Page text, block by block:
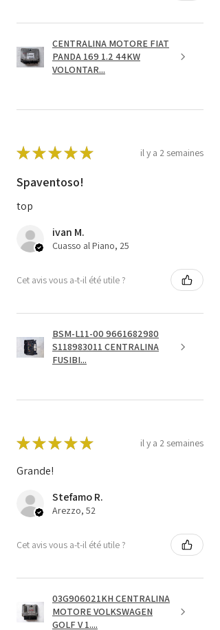
CENTRALINA MOTORE FIAT
PANDA 169 1.2 44KW
VOLONTAR...
★★★★★ il y a 2 semaines
Spaventoso!
top
ivan M.
Cuasso al Piano, 25
Cet avis vous a-t-il été utile ?
BSM-L11-00 9661682980
S118983011 CENTRALINA
FUSIBI...
★★★★★ il y a 2 semaines
Grande!
Stefamo R.
Arezzo, 52
Cet avis vous a-t-il été utile ?
03G906021KH CENTRALINA
MOTORE VOLKSWAGEN
GOLF V 1....